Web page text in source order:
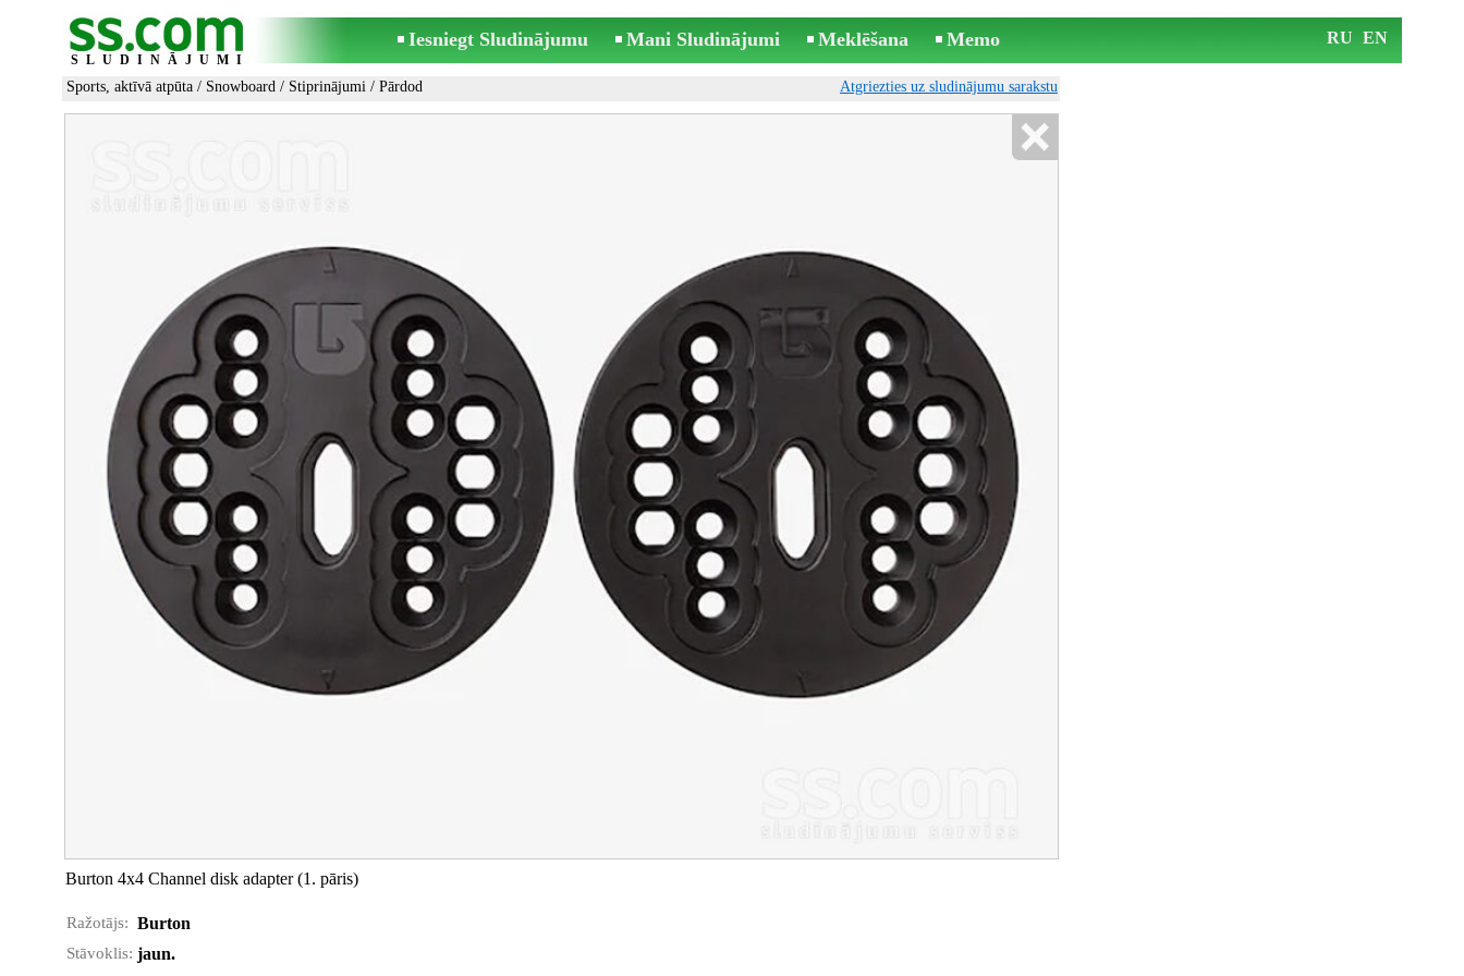
SLUDINĀJUMI
Iesniegt Sludinājumu Mani Sludinājumi Meklēšana Memo RU EN
Sports, aktīvā atpūta / Snowboard / Stiprinājumi / Pārdod Atgriezties uz sludinājumu sarakstu
Burton 4x4 Channel disk adapter (1. pāris)
Ražotājs: Burton
Stāvoklis: jaun.